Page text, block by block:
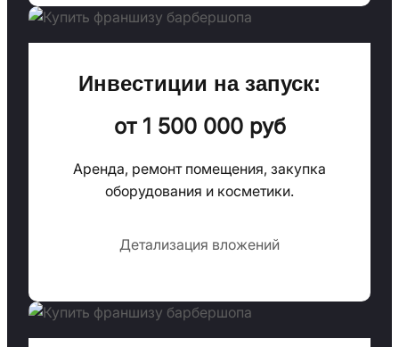
Инвестиции на запуск:
от 1 500 000 руб
Аренда, ремонт помещения, закупка
оборудования и косметики.
Детализация вложений